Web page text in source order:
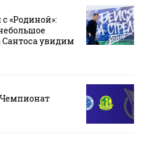
«Родиной»:
Сантоса увидим